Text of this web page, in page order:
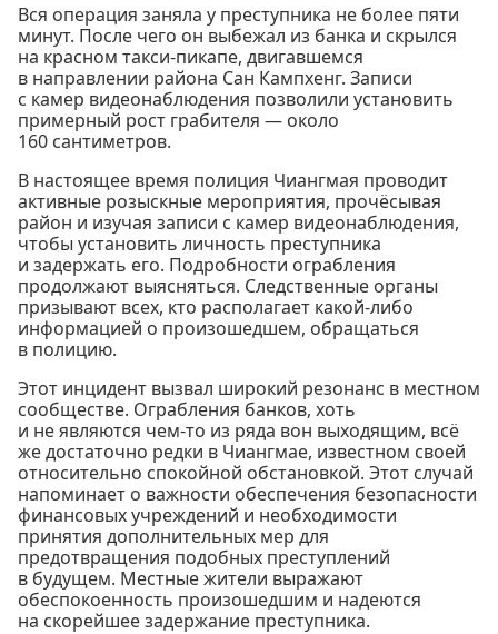
Вся операция заняла у преступника не более пяти
минут. После чего он выбежал из банка и скрылся
на красном такси-пикапе, двигавшемся
в направлении района Сан Кампхенг. Записи
с камер видеонаблюдения позволили установить
примерный рост грабителя — около
160 сантиметров.
В настоящее время полиция Чиангмая проводит
активные розыскные мероприятия, прочёсывая
район и изучая записи с камер видеонаблюдения,
чтобы установить личность преступника
и задержать его. Подробности ограбления
продолжают выясняться. Следственные органы
призывают всех, кто располагает какой-либо
информацией о произошедшем, обращаться
в полицию.
Этот инцидент вызвал широкий резонанс в местном
сообществе. Ограбления банков, хоть
и не являются чем-то из ряда вон выходящим, всё
же достаточно редки в Чиангмае, известном своей
относительно спокойной обстановкой. Этот случай
напоминает о важности обеспечения безопасности
финансовых учреждений и необходимости
принятия дополнительных мер для
предотвращения подобных преступлений
в будущем. Местные жители выражают
обеспокоенность произошедшим и надеются
на скорейшее задержание преступника.